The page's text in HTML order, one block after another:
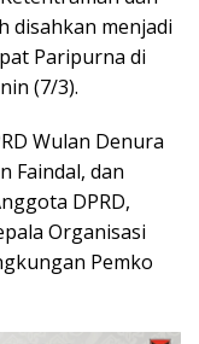
disahkan menjadi
Paripurna di
(7/3).
Wulan Denura
Faindal, dan
DPRD,
Organisasi
Pemko